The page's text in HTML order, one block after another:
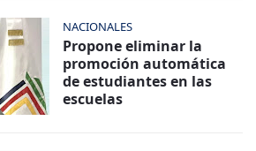
NACIONALES
Propone eliminar la
promoción automática
de estudiantes en las
escuelas